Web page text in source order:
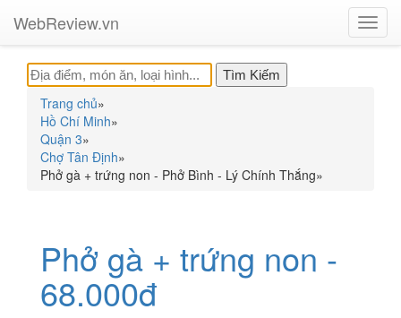
WebReview.vn
Trang chủ»
Hồ Chí Minh»
Quận 3»
Chợ Tân Định»
Phở gà + trứng non - Phở Bình - Lý Chính Thắng»
Phở gà + trứng non -
68.000đ